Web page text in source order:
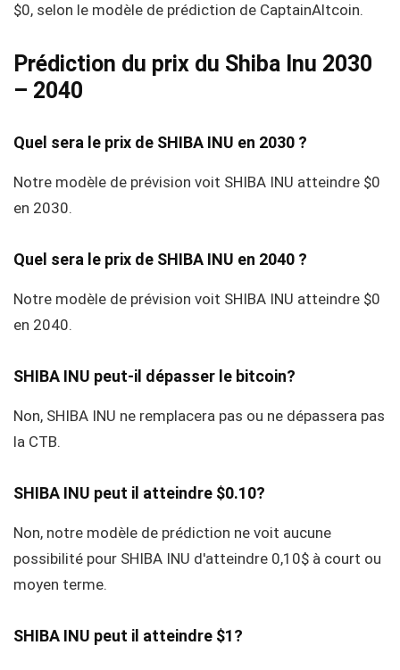
$0, selon le modèle de prédiction de CaptainAltcoin.
Prédiction du prix du Shiba Inu 2030
– 2040
Quel sera le prix de SHIBA INU en 2030 ?
Notre modèle de prévision voit SHIBA INU atteindre $0
en 2030.
Quel sera le prix de SHIBA INU en 2040 ?
Notre modèle de prévision voit SHIBA INU atteindre $0
en 2040.
SHIBA INU peut-il dépasser le bitcoin?
Non, SHIBA INU ne remplacera pas ou ne dépassera pas
la CTB.
SHIBA INU peut il atteindre $0.10?
Non, notre modèle de prédiction ne voit aucune
possibilité pour SHIBA INU d'atteindre 0,10$ à court ou
moyen terme.
SHIBA INU peut il atteindre $1?